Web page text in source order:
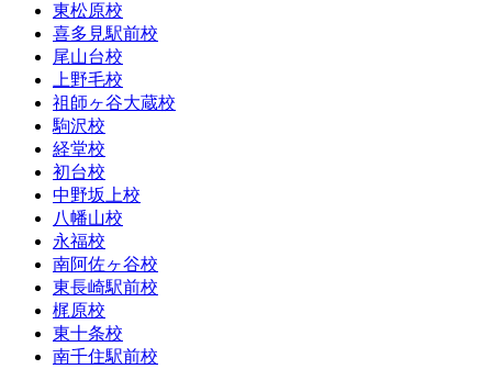
東松原校
喜多見駅前校
尾山台校
上野毛校
祖師ヶ谷大蔵校
駒沢校
経堂校
初台校
中野坂上校
八幡山校
永福校
南阿佐ヶ谷校
東長崎駅前校
梶原校
東十条校
南千住駅前校